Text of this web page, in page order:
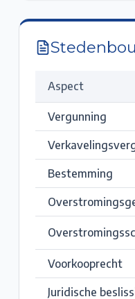
Aspect
Vergunning
Bestemming
Voorkooprecht
Juridische